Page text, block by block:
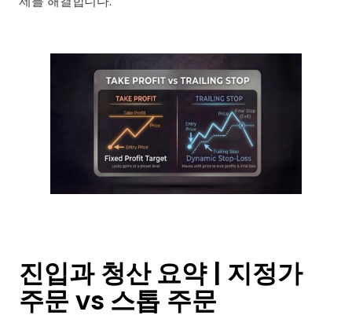
진입과 청산 요약 | 지정가
주문 vs 스톱 주문